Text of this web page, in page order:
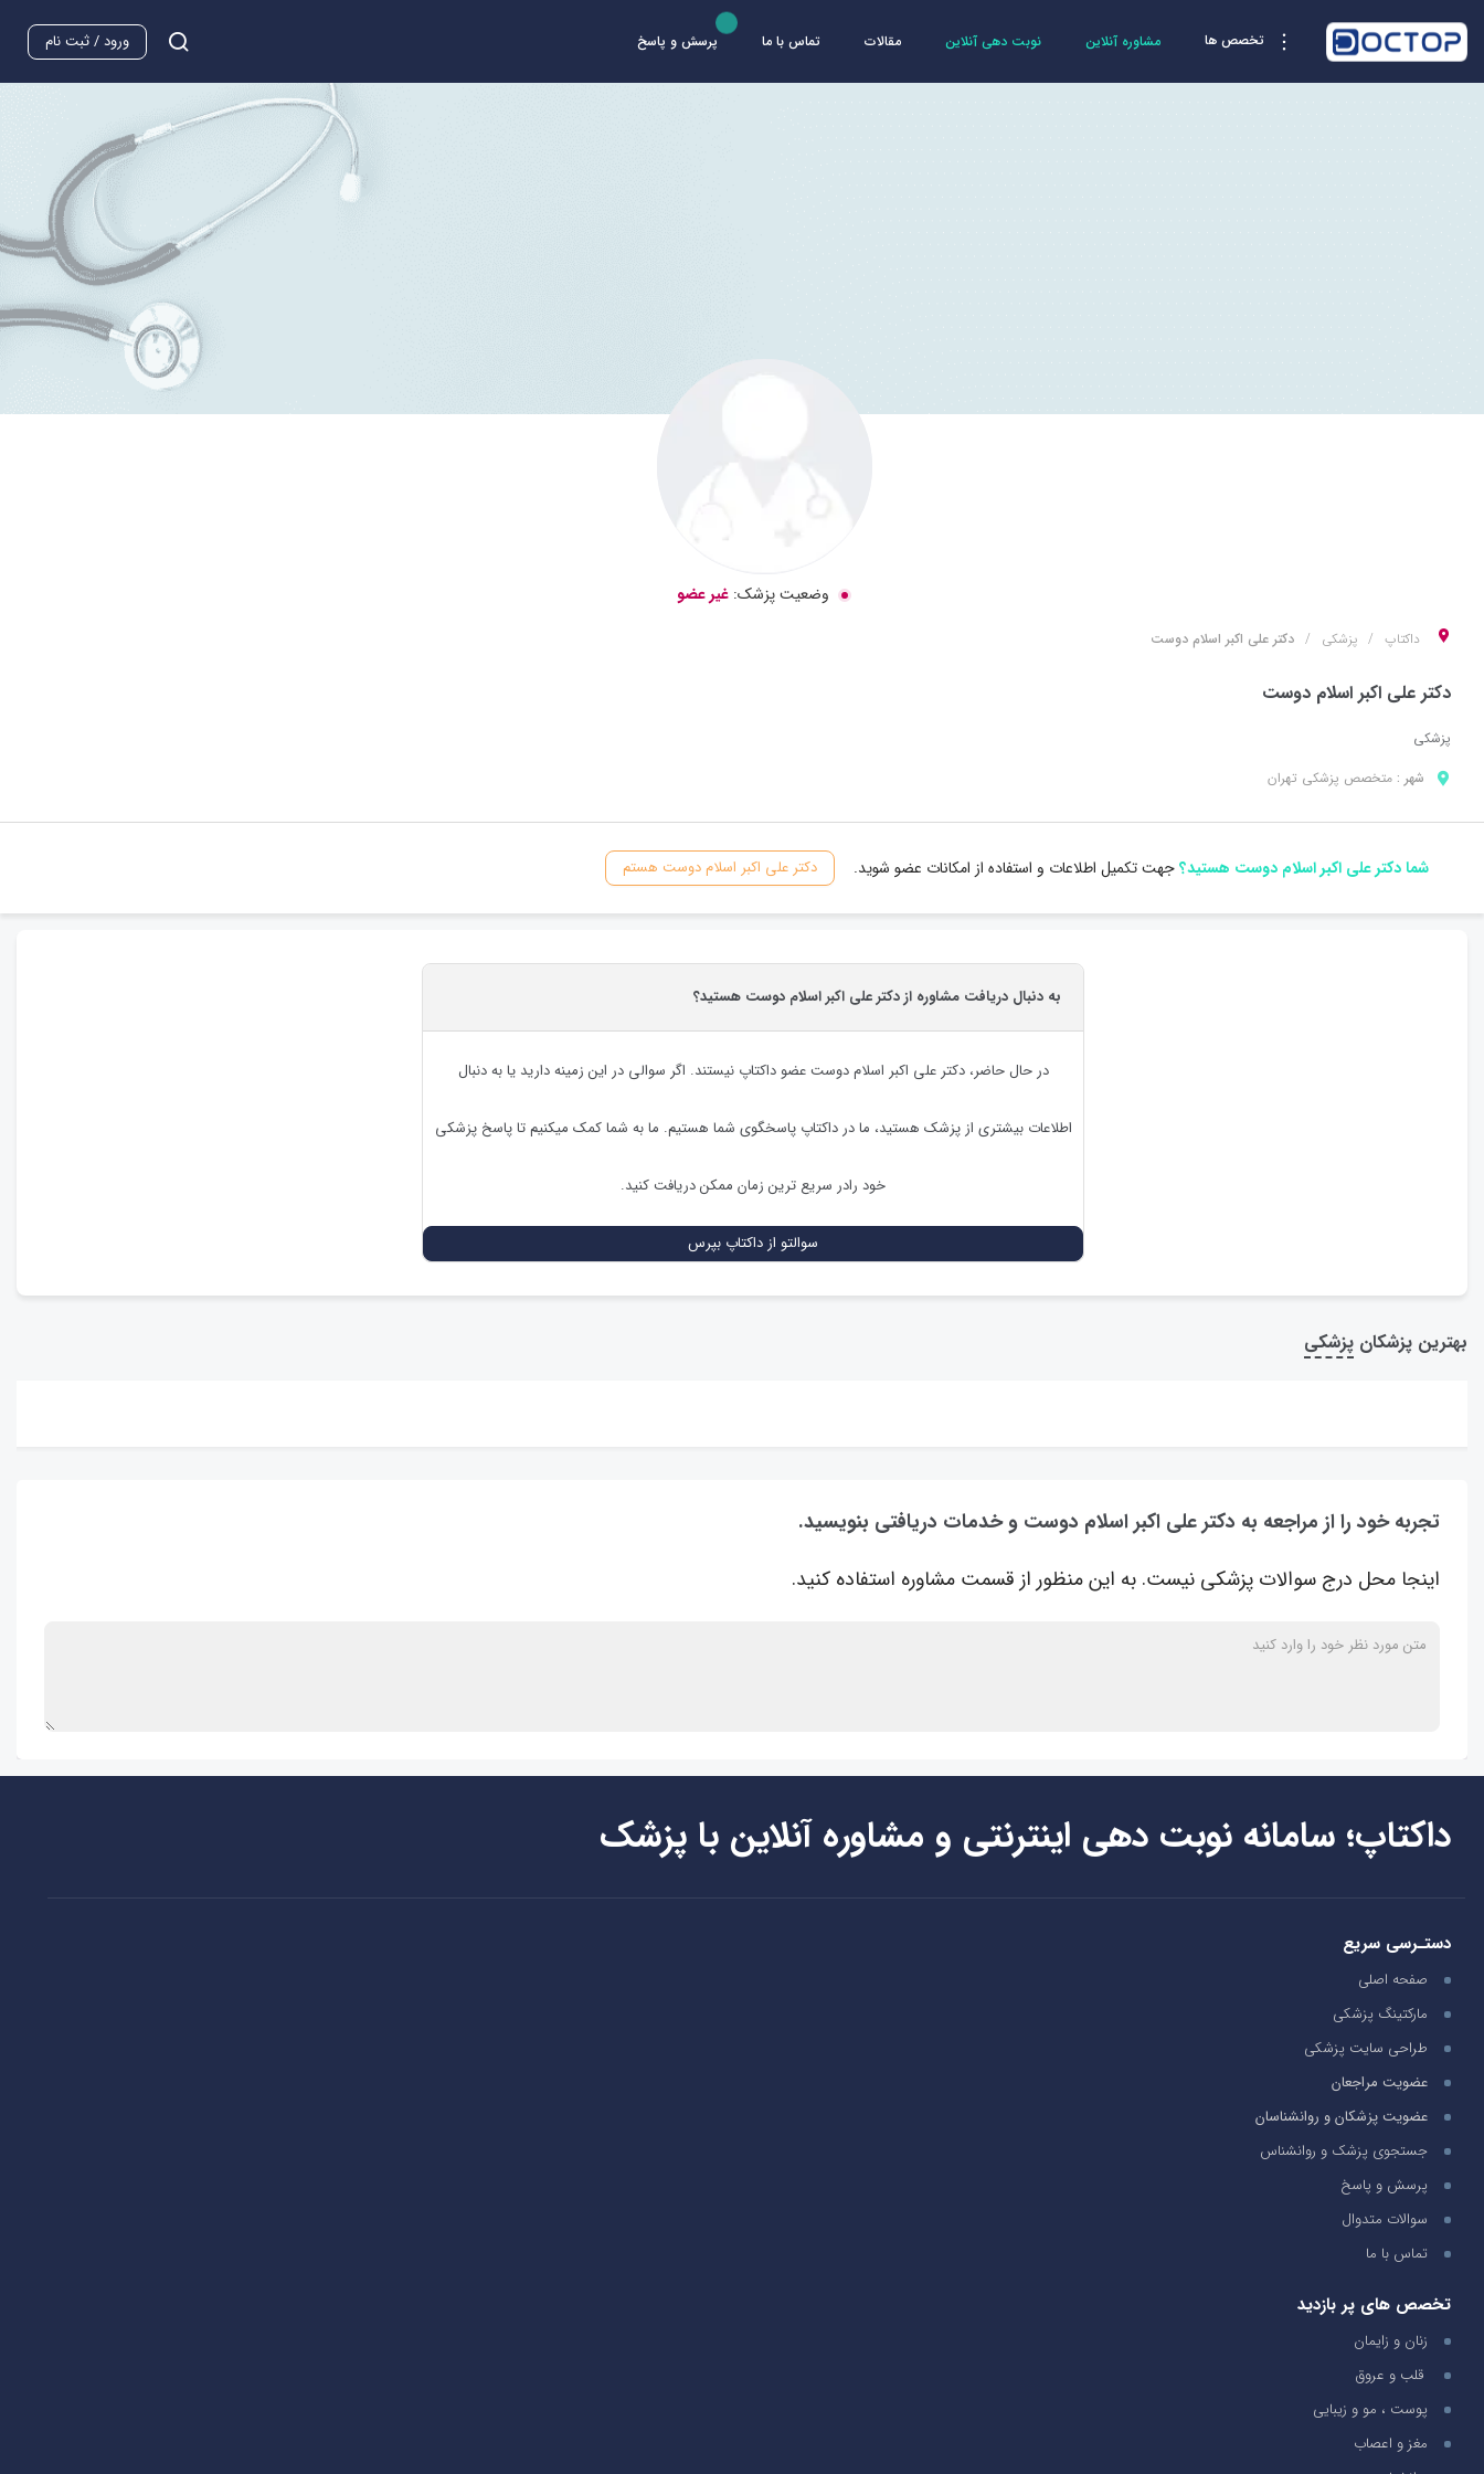
تخصص ها مشاوره آنلاین نوبت دهی آنلاین مقالات تماس با ما پرسش و پاسخ ورود / ثبت نام
وضعیت پزشک: غیر عضو
داکتاپ پزشکی دکتر علی اکبر اسلام دوست
دکتر علی اکبر اسلام دوست
پزشکی
شهر : متخصص پزشکی تهران
شما دکتر علی اکبر اسلام دوست هستید؟جهت تکمیل اطلاعات و استفاده از امکانات عضو شوید. دکتر علی اکبر اسلام دوست هستم
به دنبال دریافت مشاوره از دکتر علی اکبر اسلام دوست هستید؟
در حال حاضر،دکتر علی اکبر اسلام دوست عضو داکتاپ نیستند. اگر سوالی در این زمینه دارید یا به دنبال
اطلاعات بیشتری از پزشک هستید، ما در داکتاپ پاسخگوی شما هستیم. ما به شما کمک میکنیم تا پاسخ پزشکی
خود رادر سریع ترین زمان ممکن دریافت کنید.
سوالتو از داکتاپ بپرس
بهترین پزشکان پزشکی
تجربه خود را از مراجعه به دکتر علی اکبر اسلام دوست و خدمات دریافتی بنویسید.
اینجا محل درج سوالات پزشکی نیست. به این منظور از قسمت مشاوره استفاده کنید.
داکتاپ؛ سامانه نوبت دهی اینترنتی و مشاوره آنلاین با پزشک
دستـرسی سریع
صفحه اصلی
مارکتینگ پزشکی
طراحی سایت پزشکی
عضویت مراجعان
عضویت پزشکان و روانشناسان
جستجوی پزشک و روانشناس
پرسش و پاسخ
سوالات متدوال
تماس با ما
تخصص های پر بازدید
زنان و زایمان
قلب و عروق
پوست ، مو و زیبایی
مغز و اعصاب